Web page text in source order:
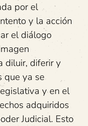
por el
y la acción
el diálogo
diluir, diferir y
que ya se
y en el
adquiridos
Judicial. Esto